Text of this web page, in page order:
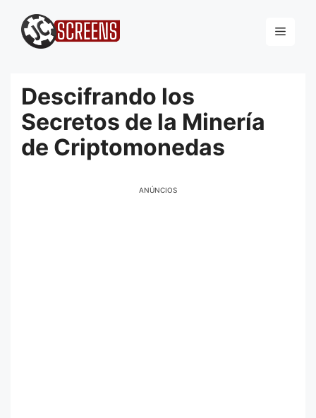
para
Menu
Descifrando los
Secretos de la Minería
de Criptomonedas
ANÚNCIOS